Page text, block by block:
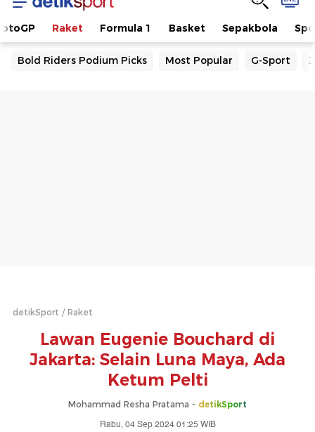
Raket Formula 1 Basket Sepakbola
Bold Riders Podium Picks Most Popular G-Sport
detikSport Raket
Lawan Eugenie Bouchard di
Jakarta: Selain Luna Maya, Ada
Ketum Pelti
Mohammad Resha Pratama - detikSport
Rabu, 04 Sep 2024 01:25 WIB